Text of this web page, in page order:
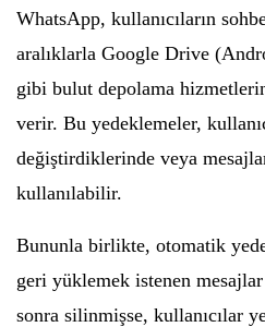
WhatsApp, kullanıcıların
aralıklarla Google Drive
gibi bulut depolama
verir. Bu yedeklemeler,
değiştirdiklerinde veya
kullanılabilir.
Bununla birlikte, otomatik
geri yüklemek istenen
sonra silinmişse, kullanıcılar